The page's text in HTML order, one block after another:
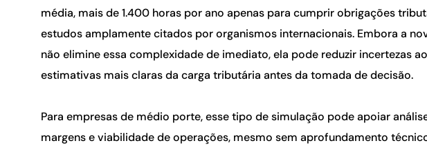
média, mais de 1.400 horas por ano apenas para cumprir obrigações
estudos amplamente citados por organismos internacionais. Embora a
não elimine essa complexidade de imediato, ela pode reduzir incertezas
estimativas mais claras da carga tributária antes da tomada de decisão.
Para empresas de médio porte, esse tipo de simulação pode apoiar
margens e viabilidade de operações, mesmo sem aprofundamento